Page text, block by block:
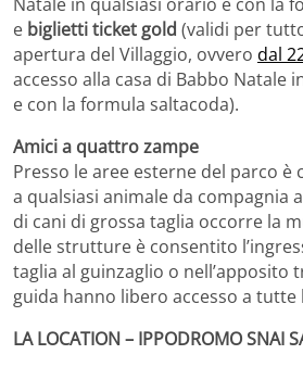
e biglietti ticket gold (validi per
apertura del Villaggio, ovvero dal
accesso alla casa di Babbo Natale
e con la formula saltacoda).
Amici a quattro zampe
Presso le aree esterne del parco è
a qualsiasi animale da compagnia
di cani di grossa taglia occorre la
delle strutture è consentito
taglia al guinzaglio o nell’apposito
guida hanno libero accesso a tutte
LA LOCATION – IPPODROMO SNAI